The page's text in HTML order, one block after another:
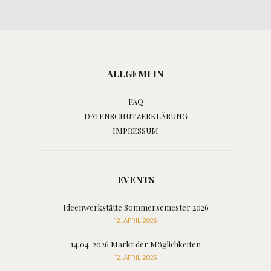
ALLGEMEIN
FAQ
DATENSCHUTZERKLÄRUNG
IMPRESSUM
EVENTS
Ideenwerkstätte Sommersemester 2026
12. APRIL 2026
14.04. 2026 Markt der Möglichkeiten
12. APRIL 2026